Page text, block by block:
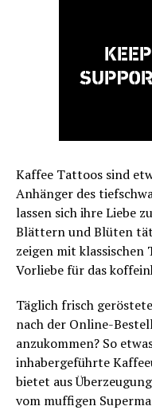
Kaffee Tattoos sind
Anhänger des
lassen sich ihre Liebe
Blättern und Blüten
zeigen mit klassischen
Vorliebe für das
Täglich frisch
nach der Online-
anzukommen? So
inhabergeführte
bietet aus
vom muffigen